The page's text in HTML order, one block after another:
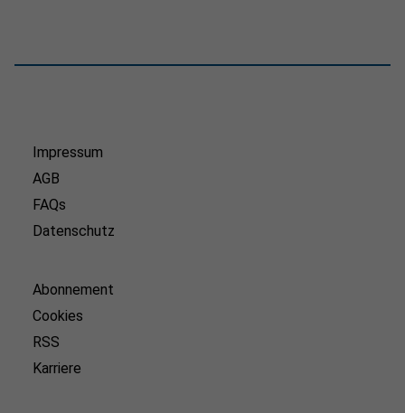
Impressum
AGB
FAQs
Datenschutz
Abonnement
Cookies
RSS
Karriere